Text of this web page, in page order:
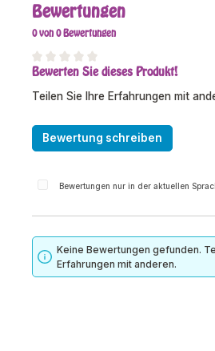
Bewertungen
0 von 0 Bewertungen
Durchschnittliche Bewertung von 0
Bewerten Sie dieses Produkt!
Teilen Sie Ihre Erfahrungen mit
Bewertung schreiben
Bewertungen nur in der aktuellen
Keine Bewertungen gefunden.
Erfahrungen mit anderen.